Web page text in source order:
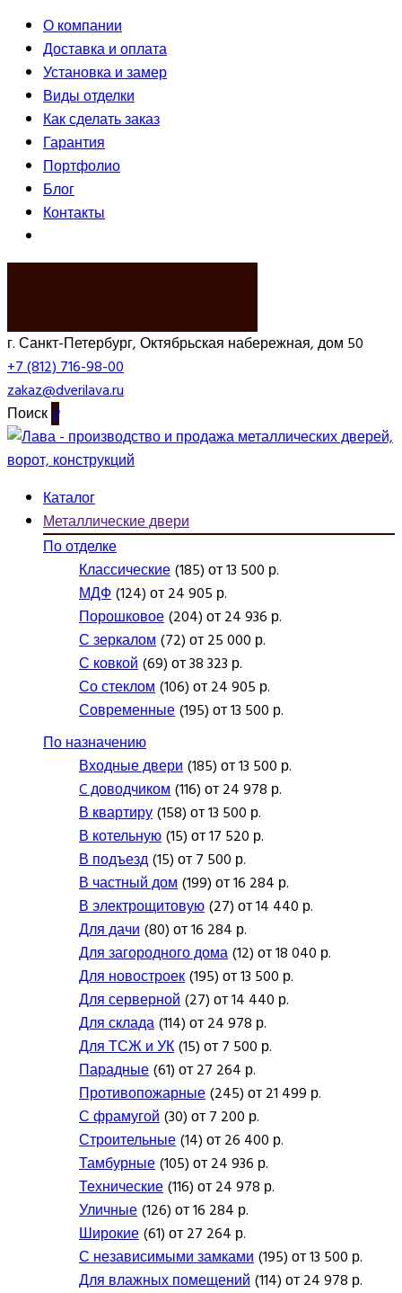
О компании
Доставка и оплата
Установка и замер
Виды отделки
Как сделать заказ
Гарантия
Портфолио
Блог
Контакты
г. Санкт-Петербург, Октябрьская набережная, дом 50
+7 (812) 716-98-00
zakaz@dverilava.ru
Поиск0
Каталог
Металлические двери
По отделке
Классические(185) от 13 500 р.
МДФ(124) от 24 905 р.
Порошковое(204) от 24 936 р.
С зеркалом(72) от 25 000 р.
С ковкой(69) от 38 323 р.
Со стеклом(106) от 24 905 р.
Современные(195) от 13 500 р.
По назначению
Входные двери(185) от 13 500 р.
C доводчиком(116) от 24 978 р.
В квартиру(158) от 13 500 р.
В котельную(15) от 17 520 р.
В подъезд(15) от 7 500 р.
В частный дом(199) от 16 284 р.
В электрощитовую(27) от 14 440 р.
Для дачи(80) от 16 284 р.
Для загородного дома(12) от 18 040 р.
Для новостроек(195) от 13 500 р.
Для серверной(27) от 14 440 р.
Для склада(114) от 24 978 р.
Для ТСЖ и УК(15) от 7 500 р.
Парадные(61) от 27 264 р.
Противопожарные(245) от 21 499 р.
С фрамугой(30) от 7 200 р.
Строительные(14) от 26 400 р.
Тамбурные(105) от 24 936 р.
Технические(116) от 24 978 р.
Уличные(126) от 16 284 р.
Широкие(61) от 27 264 р.
С независимыми замками(195) от 13 500 р.
Для влажных помещений(114) от 24 978 р.